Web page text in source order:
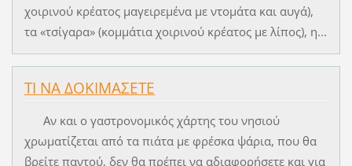
χοιρινού κρέατος μαγειρεμένα με ντομάτα και αυγά),
τα «τσίγαρα» (κομμάτια χοιρινού κρέατος με λίπος), η...
ΤΙ ΝΑ ΔΟΚΙΜΑΣΕΤΕ
Αν και ο γαστρονομικός χάρτης του νησιού
χρωματίζεται από τα πιάτα με φρέσκα ψάρια, που θα
βρείτε παντού, δεν θα πρέπει να αδιαφορήσετε και για